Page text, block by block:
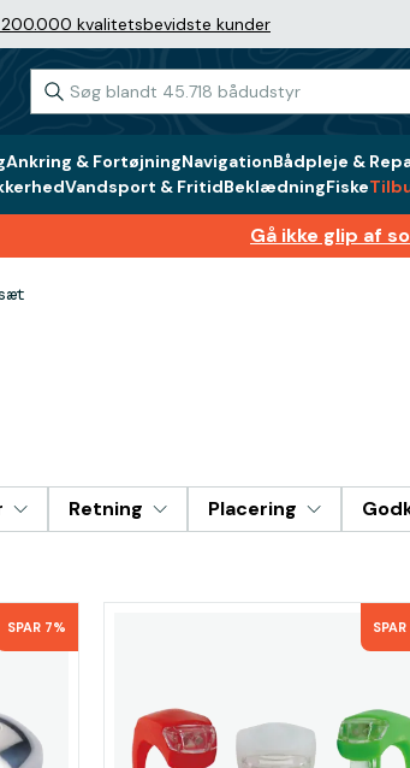
kvalitetsbevidste kunder
Ankring & FortøjningNavigationBådpleje &
Vandsport & FritidBeklædningFiske
Gå ikke glip af
Retning Placering
SPAR 7%